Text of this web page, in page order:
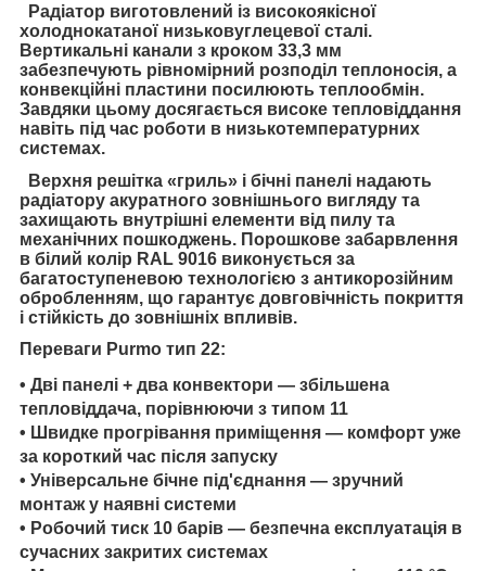
Радіатор виготовлений із високоякісної
холоднокатаної низьковуглецевої сталі.
Вертикальні канали з кроком 33,3 мм
забезпечують рівномірний розподіл теплоносія, а
конвекційні пластини посилюють теплообмін.
Завдяки цьому досягається високе тепловіддання
навіть під час роботи в низькотемпературних
системах.
Верхня решітка «гриль» і бічні панелі надають
радіатору акуратного зовнішнього вигляду та
захищають внутрішні елементи від пилу та
механічних пошкоджень. Порошкове забарвлення
в білий колір RAL 9016 виконується за
багатоступеневою технологією з антикорозійним
обробленням, що гарантує довговічність покриття
і стійкість до зовнішніх впливів.
Переваги Purmo тип 22:
• Дві панелі + два конвектори — збільшена
тепловіддача, порівнюючи з типом 11
• Швидке прогрівання приміщення — комфорт уже
за короткий час після запуску
• Універсальне бічне під'єднання — зручний
монтаж у наявні системи
• Робочий тиск 10 барів — безпечна експлуатація в
сучасних закритих системах